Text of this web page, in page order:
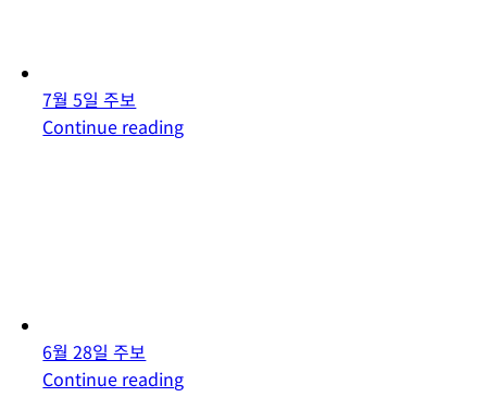
7월 5일 주보
Continue reading
6월 28일 주보
Continue reading